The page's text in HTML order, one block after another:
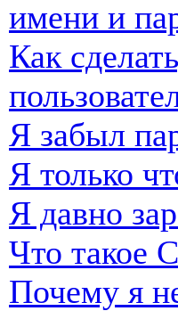
имени и
Как
Я забыл
Я только
Я давно
Что такое
Почему я